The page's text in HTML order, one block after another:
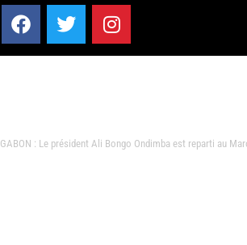
GABON : Le président Ali Bongo Ondimba est reparti au